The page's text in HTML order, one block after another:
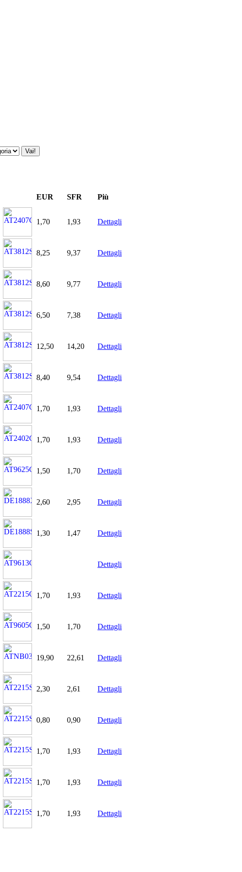
EUR SFR Più
1,70
1,93 Dettagli
8,25
9,37 Dettagli
8,60
9,77 Dettagli
6,50 7,38 Dettagli
12,50 14,20 Dettagli
8,40 9,54 Dettagli
1,70
1,93 Dettagli
1,70
1,93 Dettagli
1,50
1,70 Dettagli
2,60
2,95 Dettagli
1,30 1,47 Dettagli
Dettagli
1,70 1,93 Dettagli
1,50
1,70 Dettagli
19,90
22,61 Dettagli
2,30 2,61 Dettagli
0,80 0,90 Dettagli
1,70 1,93 Dettagli
1,70 1,93 Dettagli
1,70 1,93 Dettagli